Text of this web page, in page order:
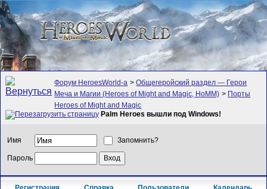
Форум HeroesWorld-а >Общегеройский раздел — Герои
Меча и Магии (Heroes of Might and Magic, HoMM) > Порты
Heroes of Might and Magic
Palm Heroes вышли под Windows!
Имя Запомнить?
Пароль